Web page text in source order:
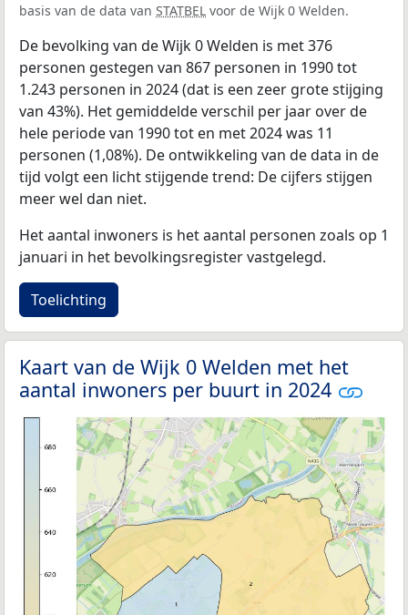
basis van de data van STATBEL voor de Wijk 0 Welden.
De bevolking van de Wijk 0 Welden is met 376
personen gestegen van 867 personen in 1990 tot
1.243 personen in 2024 (dat is een zeer grote stijging
van 43%). Het gemiddelde verschil per jaar over de
hele periode van 1990 tot en met 2024 was 11
personen (1,08%). De ontwikkeling van de data in de
tijd volgt een licht stijgende trend: De cijfers stijgen
meer wel dan niet.
Het aantal inwoners is het aantal personen zoals op 1
januari in het bevolkingsregister vastgelegd.
Toelichting
Kaart van de Wijk 0 Welden met het
aantal inwoners per buurt in 2024